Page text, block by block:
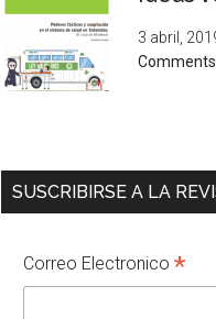
3 abril,
Comments
SUSCRIBIRSE A LA
Correo Electronico *